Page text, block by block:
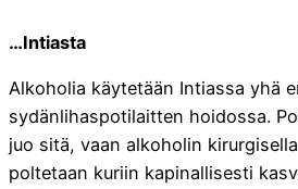
…Intiasta
Alkoholia käytetään Intiassa yhä
sydänlihaspotilaitten hoidossa.
juo sitä, vaan alkoholin
poltetaan kuriin kapinallisesti